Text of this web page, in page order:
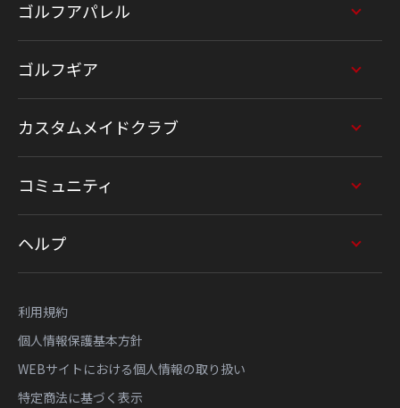
ゴルフアパレル
ゴルフギア
カスタムメイドクラブ
コミュニティ
ヘルプ
利用規約
個人情報保護基本方針
WEBサイトにおける個人情報の取り扱い
特定商法に基づく表示